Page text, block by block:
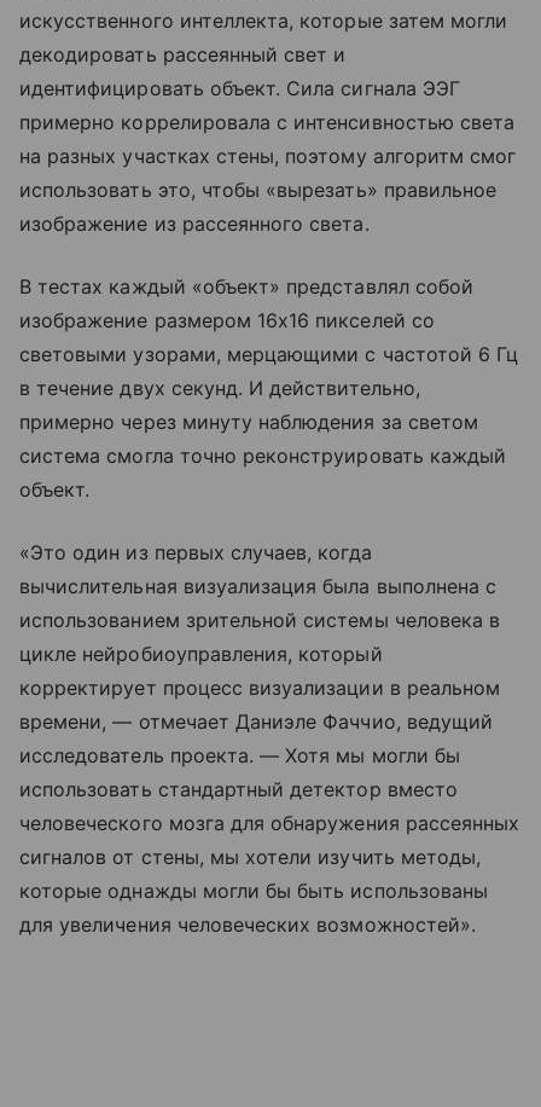
искусственного интеллекта, которые затем могли
декодировать рассеянный свет и
идентифицировать объект. Сила сигнала ЭЭГ
примерно коррелировала с интенсивностью света
на разных участках стены, поэтому алгоритм смог
использовать это, чтобы «вырезать» правильное
изображение из рассеянного света.
В тестах каждый «объект» представлял собой
изображение размером 16x16 пикселей со
световыми узорами, мерцающими с частотой 6 Гц
в течение двух секунд. И действительно,
примерно через минуту наблюдения за светом
система смогла точно реконструировать каждый
объект.
«Это один из первых случаев, когда
вычислительная визуализация была выполнена с
использованием зрительной системы человека в
цикле нейробиоуправления, который
корректирует процесс визуализации в реальном
времени, — отмечает Даниэле Фаччио, ведущий
исследователь проекта. — Хотя мы могли бы
использовать стандартный детектор вместо
человеческого мозга для обнаружения рассеянных
сигналов от стены, мы хотели изучить методы,
которые однажды могли бы быть использованы
для увеличения человеческих возможностей».